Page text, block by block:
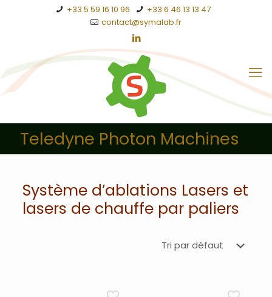
+33 5 59 16 10 96
+33 6 46 13 13 47
contact@symalab.fr
Teledyne Photon Machines
Système d’ablations Lasers et
lasers de chauffe par paliers